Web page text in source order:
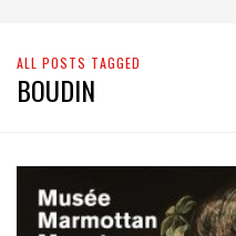
ALL POSTS TAGGED
BOUDIN